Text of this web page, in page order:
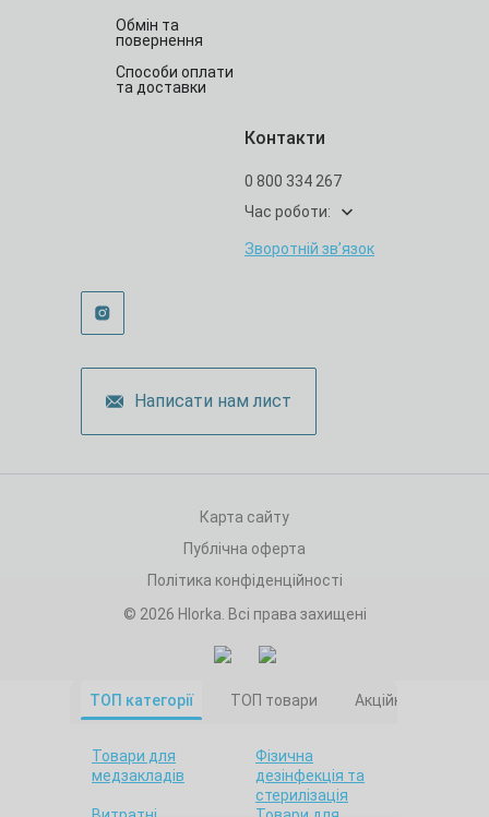
Написати нам лист
Обмін та
повернення
Способи оплати
та доставки
Контакти
0 800 334 267
Час роботи:
Зворотній зв’язок
Карта сайту
Публічна оферта
Політика конфіденційності
© 2026 Hlorka. Всі права захищені
ТОП категорії ТОП товари Акційні товари
Товари для
медзакладів
Фізична
дезінфекція та
стерилізація